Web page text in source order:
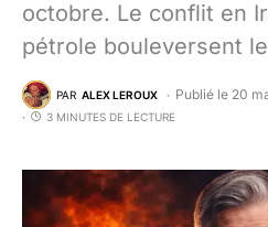
octobre. Le conflit en
pétrole bouleversent
PAR ALEX LEROUX Publié le 20
3 MINUTES DE LECTURE